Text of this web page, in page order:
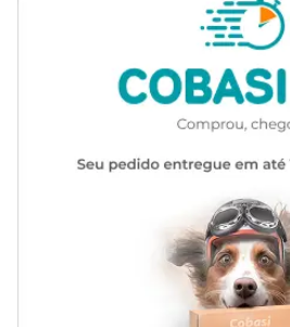
pipetas
conteúdo do produto diretamente na
Não se recomenda o fracionamento do
Embalagem promocional com 3
Só na Cobasi, você encontra o